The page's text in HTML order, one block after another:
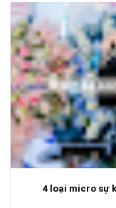
4 loại micro sự